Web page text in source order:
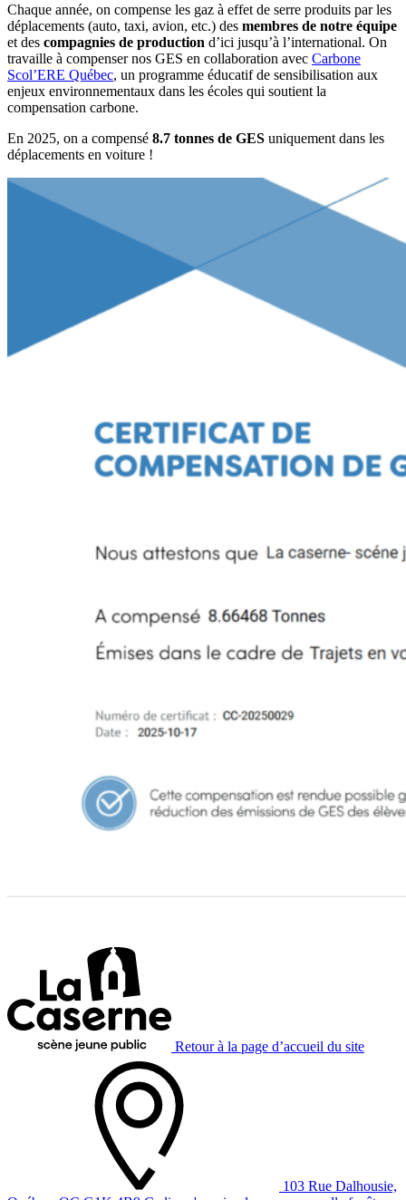
Chaque année, on compense les gaz à effet de serre produits par les
déplacements (auto, taxi, avion, etc.) des membres de notre équipe
et des compagnies de production d’ici jusqu’à l’international. On
travaille à compenser nos GES en collaboration avec Carbone
Scol’ERE Québec, un programme éducatif de sensibilisation aux
enjeux environnementaux dans les écoles qui soutient la
compensation carbone.
En 2025, on a compensé 8.7 tonnes de GES uniquement dans les
déplacements en voiture !
Retour à la page d’accueil du site
103 Rue Dalhousie,